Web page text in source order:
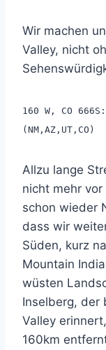
Wir machen
Valley, nicht
160 W, CO
(NM,AZ,UT,CO)
Allzu lange
nicht mehr
schon wieder
dass wir
Süden, kurz
Mountain
wüsten
Inselberg, der
Valley
160km